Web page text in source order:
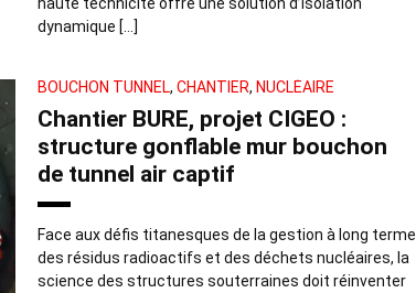
dynamique […]
BOUCHON TUNNEL, CHANTIER, NUCLÉAIRE
Chantier BURE, projet CIGEO :
structure gonflable mur bouchon
de tunnel air captif
Face aux défis titanesques de la gestion à long terme
des résidus radioactifs et des déchets nucléaires, la
science des structures souterraines doit réinventer